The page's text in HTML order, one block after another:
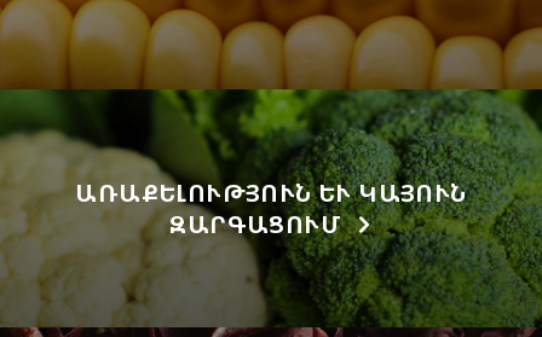
ԱՌԱՔԵԼՈՒԹՅՈՒՆ ԵՒ ԿԱՅՈՒՆ Զ
ԱՐԳԱՑՈՒՄ